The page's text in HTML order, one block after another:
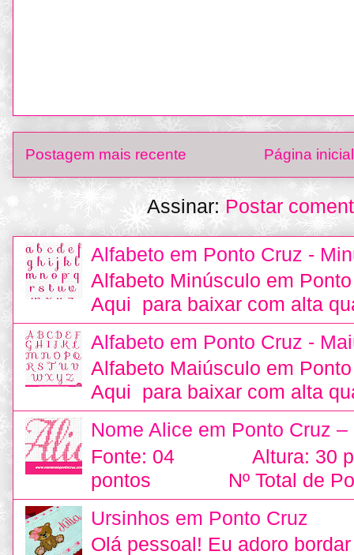
Postagem mais recente Página inicial
Assinar: Postar
Alfabeto em Ponto Cruz -
Alfabeto Minúsculo em
Aqui para baixar com alta
Alfabeto em Ponto Cruz -
Alfabeto Maiúsculo em
Aqui para baixar com alta
Nome Alice em Ponto Cruz –
Fonte: 04 Altura: 30
pontos Nº Total de
Ursinhos em Ponto Cruz
Olá pessoal! Eu adoro